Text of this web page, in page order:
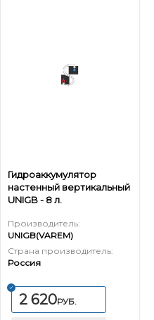
Гидроаккумулятор
настенный вертикальный
UNIGB - 8 л.
Производитель:
UNIGB(VAREM)
Страна производитель:
Россия
2 620РУБ.